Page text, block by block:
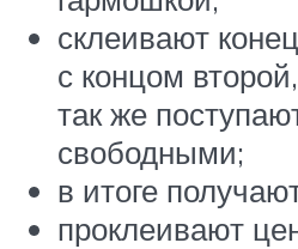
склеивают
с концом
так же
свободными;
в итоге
проклеивают